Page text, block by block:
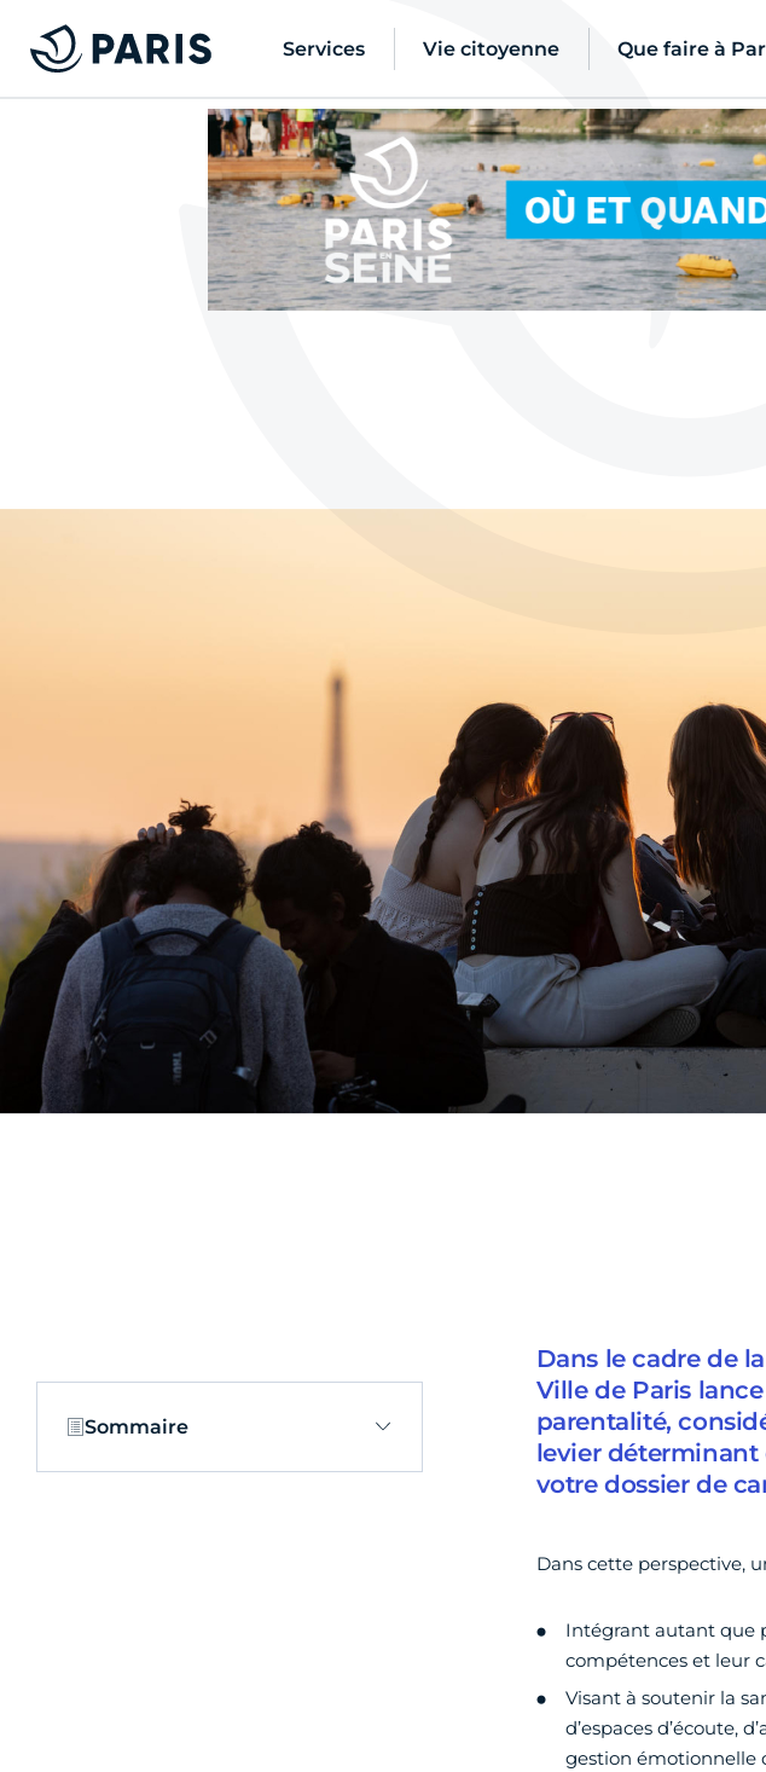
Services Vie citoyenne Que faire à
Sommaire
Dans le cadre de
Ville de Paris
parentalité,
levier déterminant
votre dossier de
Dans cette perspective,
Intégrant autant que
compétences et leur
Visant à soutenir la
d’espaces d’écoute,
gestion émotionnelle